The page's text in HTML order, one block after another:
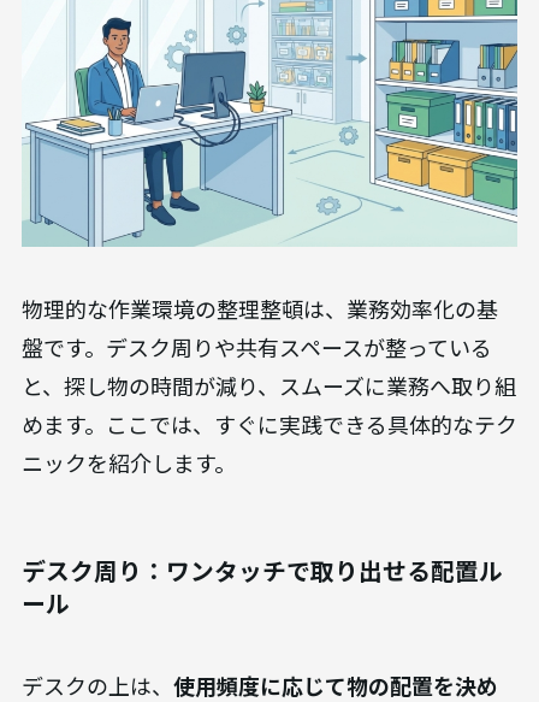
【物理編】オフィスの整理整頓で効率を上
げる実践テクニック
盤です。デスク周りや共有スペースが整っている